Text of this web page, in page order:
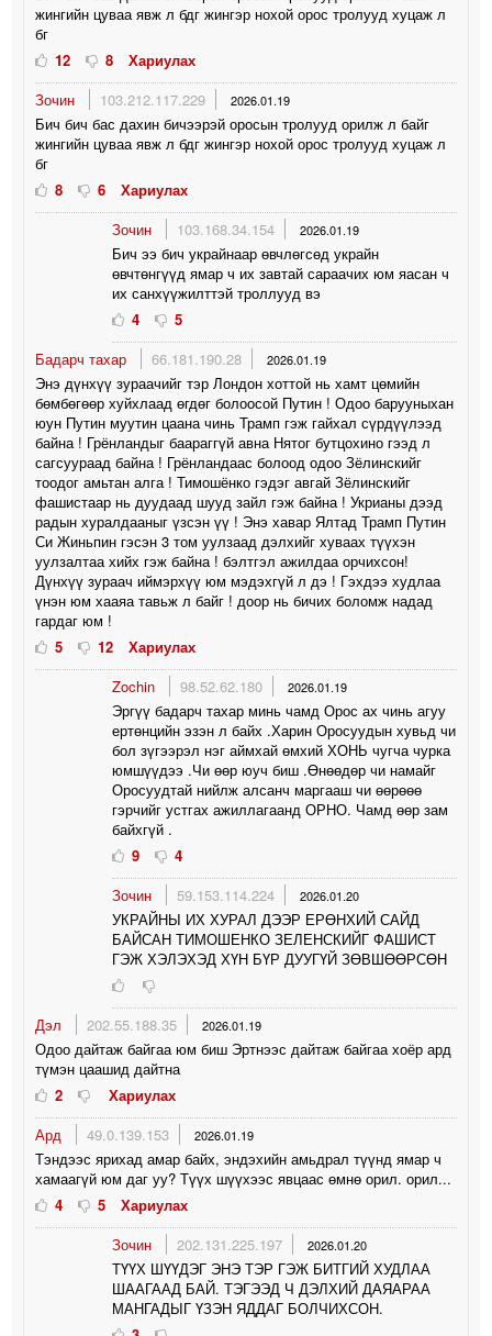
жингийн цуваа явж л бдг жингэр нохой орос тролууд хуцаж л
бг
12
8
Хариулах
Зочин
103.212.117.229 2026.01.19
Бич бич бас дахин бичээрэй оросын тролууд орилж л байг
жингийн цуваа явж л бдг жингэр нохой орос тролууд хуцаж л
бг
8
6
Хариулах
Зочин
103.168.34.154 2026.01.19
Бич ээ бич украйнаар өвчлөгсөд украйн
өвчтөнгүүд ямар ч их завтай сараачих юм яасан ч
их санхүүжилттэй троллууд вэ
4
5
Бадарч тахар
66.181.190.28 2026.01.19
Энэ дүнхүү зураачийг тэр Лондон хоттой нь хамт цөмийн
бөмбөгөөр хуйхлаад өгдөг болоосой Путин ! Одоо барууныхан
юун Путин муутин цаана чинь Трамп гэж гайхал сүрдүүлээд
байна ! Грёнландыг баараггүй авна Нятог бутцохино гээд л
сагсуураад байна ! Грёнландаас болоод одоо Зёлинскийг
тоодог амьтан алга ! Тимошёнко гэдэг авгай Зёлинскийг
фашистаар нь дуудаад шууд зайл гэж байна ! Укрианы дээд
радын хуралдааныг үзсэн үү ! Энэ хавар Ялтад Трамп Путин
Си Жиньпин гэсэн 3 том уулзаад дэлхийг хуваах түүхэн
уулзалтаа хийх гэж байна ! бэлтгэл ажилдаа орчихсон!
Дүнхүү зураач иймэрхүү юм мэдэхгүй л дэ ! Гэхдээ худлаа
үнэн юм хааяа тавьж л байг ! доор нь бичих боломж надад
гардаг юм !
5
12
Хариулах
Zochin
98.52.62.180 2026.01.19
Эргүү бадарч тахар минь чамд Орос ах чинь агуу
ертөнцийн эзэн л байх .Харин Оросуудын хувьд чи
бол зүгээрэл нэг аймхай өмхий ХОНЬ чугча чурка
юмшүүдээ .Чи өөр юуч биш .Өнөөдөр чи намайг
Оросуудтай нийлж алсанч маргааш чи өөрөөө
гэрчийг устгах ажиллагаанд ОРНО. Чамд өөр зам
байхгүй .
9
4
Зочин
59.153.114.224 2026.01.20
УКРАЙНЫ ИХ ХУРАЛ ДЭЭР ЕРӨНХИЙ САЙД
БАЙСАН ТИМОШЕНКО ЗЕЛЕНСКИЙГ ФАШИСТ
ГЭЖ ХЭЛЭХЭД ХҮН БҮР ДУУГҮЙ ЗӨВШӨӨРСӨН
Дэл 202.55.188.35 2026.01.19
Одоо дайтаж байгаа юм биш Эртнээс дайтаж байгаа хоёр ард
түмэн цаашид дайтна
2
Хариулах
Ард
49.0.139.153 2026.01.19
Тэндээс ярихад амар байх, эндэхийн амьдрал түүнд ямар ч
хамаагүй юм даг уу? Түүх шүүхээс явцаас өмнө орил. орил...
4
5
Хариулах
Зочин
202.131.225.197 2026.01.20
ТҮҮХ ШҮҮДЭГ ЭНЭ ТЭР ГЭЖ БИТГИЙ ХУДЛАА
ШААГААД БАЙ. ТЭГЭЭД Ч ДЭЛХИЙ ДАЯАРАА
МАНГАДЫГ ҮЗЭН ЯДДАГ БОЛЧИХСОН.